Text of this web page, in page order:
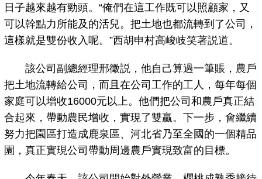
日子越來越有勁頭。“俺們在這工作既可以照顧家，又
可以幹點力所能及的活兒。把土地也都流轉到了公司，
這樣就是雙份收入呢。”西胡申村高峻岐笑著説道。
該公司副總經理邢徵説，他自己算過一筆賬，農戶
把土地流轉給公司，而且在公司工作的工人，每年每個
家庭可以增收16000元以上。他們把公司和農戶真正結
合起來，帶動農民增收，實現了雙贏。下一步，會繼續
努力把園區打造成鹿泉區、河北省乃至全國的一個精品
園，真正實現公司帶動周邊農戶實現致富的目標。